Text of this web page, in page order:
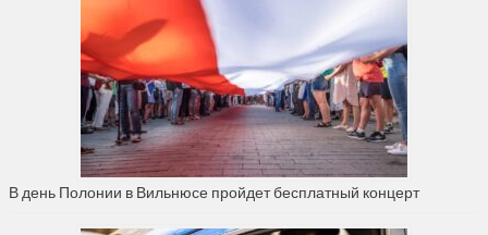
В день Полонии в Вильнюсе пройдет бесплатный концерт